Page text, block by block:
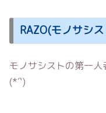
RAZO(モノサシ
モノサシストの第一
(*´`)